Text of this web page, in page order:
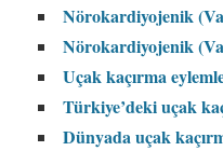
Nörokardiyojenik
Nörokardiyojenik
Uçak kaçırma
Türkiye’deki uçak
Dünyada uçak